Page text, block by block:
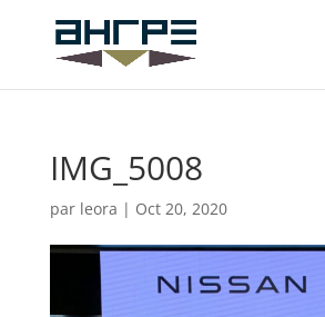
IMG_5008
par leora | Oct 20, 2020